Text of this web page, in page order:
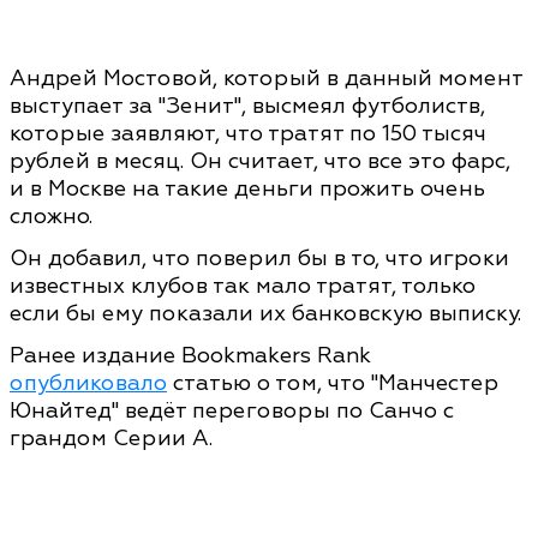
Андрей Мостовой, который в данный момент
выступает за "Зенит", высмеял футболиств,
которые заявляют, что тратят по 150 тысяч
рублей в месяц. Он считает, что все это фарс,
и в Москве на такие деньги прожить очень
сложно.
Он добавил, что поверил бы в то, что игроки
известных клубов так мало тратят, только
если бы ему показали их банковскую выписку.
Ранее издание Bookmakers Rank
опубликовало статью о том, что "Манчестер
Юнайтед" ведёт переговоры по Санчо с
грандом Серии А.